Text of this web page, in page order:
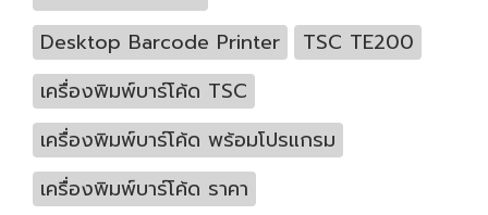
Desktop Barcode Printer
TSC TE200
เครื่องพิมพ์บาร์โค้ด TSC
เครื่องพิมพ์บาร์โค้ด พร้อมโปรแกรม
เครื่องพิมพ์บาร์โค้ด ราคา